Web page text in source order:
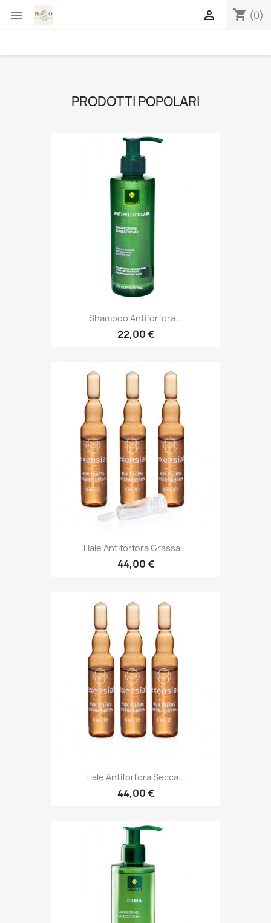
 shopping_cart (0)

PRODOTTI POPOLARI
Shampoo Antiforfora...
22,00 €
Fiale Antiforfora Grassa...
44,00 €
Fiale Antiforfora Secca...
44,00 €